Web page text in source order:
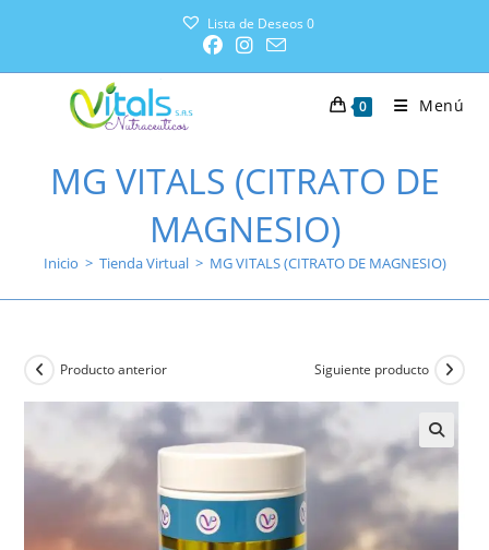
Lista de Deseos 0
0 Menú
MG VITALS (CITRATO DE
MAGNESIO)
Inicio > Tienda Virtual > MG VITALS (CITRATO DE MAGNESIO)
Producto anterior Siguiente producto